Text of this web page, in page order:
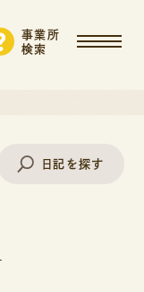
事業所
検索
日記を探す